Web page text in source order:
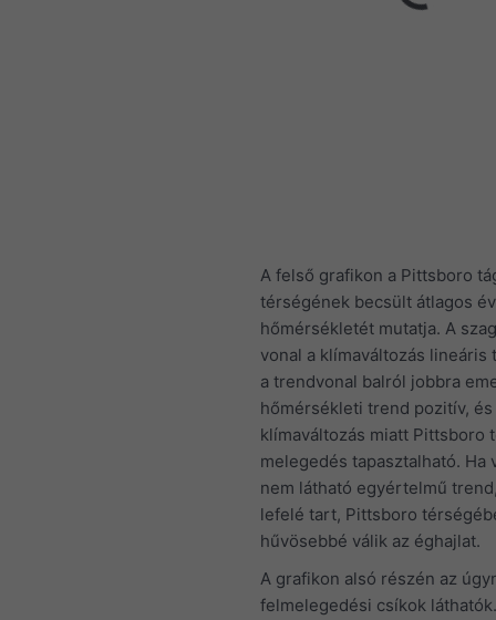
A felső grafikon a Pittsboro
térségének becsült átlagos
hőmérsékletét mutatja. A
vonal a klímaváltozás lineáris
a trendvonal balról jobbra
hőmérsékleti trend pozitív, és
klímaváltozás miatt Pittsboro
melegedés tapasztalható. Ha
nem látható egyértelmű
lefelé tart, Pittsboro
hűvösebbé válik az éghajlat.
A grafikon alsó részén az
felmelegedési csíkok